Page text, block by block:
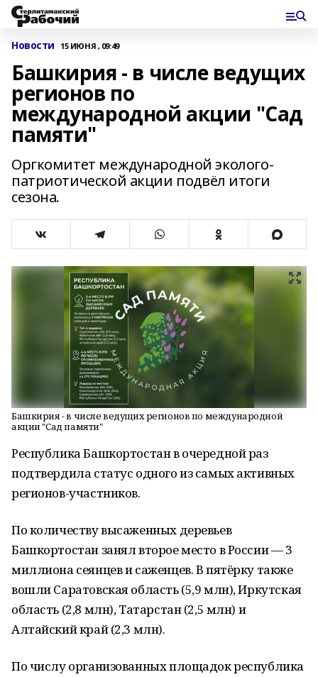
Новости 15 ИЮНЯ , 09:49
Башкирия - в числе ведущих
регионов по
международной акции "Сад
памяти"
Оргкомитет международной эколого-
патриотической акции подвёл итоги
сезона.
Башкирия - в числе ведущих регионов по международной
акции "Сад памяти"
Республика Башкортостан в очередной раз
подтвердила статус одного из самых активных
регионов-участников.
По количеству высаженных деревьев
Башкортостан занял второе место в России — 3
миллиона сеянцев и саженцев. В пятёрку также
вошли Саратовская область (5,9 млн), Иркутская
область (2,8 млн), Татарстан (2,5 млн) и
Алтайский край (2,3 млн).
По числу организованных площадок республика